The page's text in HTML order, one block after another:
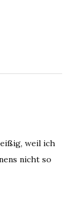
weil ich
nicht so